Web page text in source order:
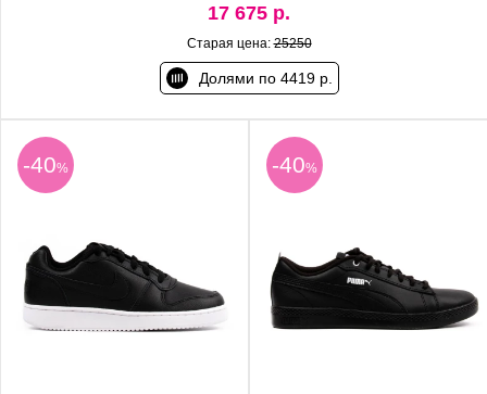
17 675 р.
Старая цена:25250
Долями по 4419 р.
-40% -40%